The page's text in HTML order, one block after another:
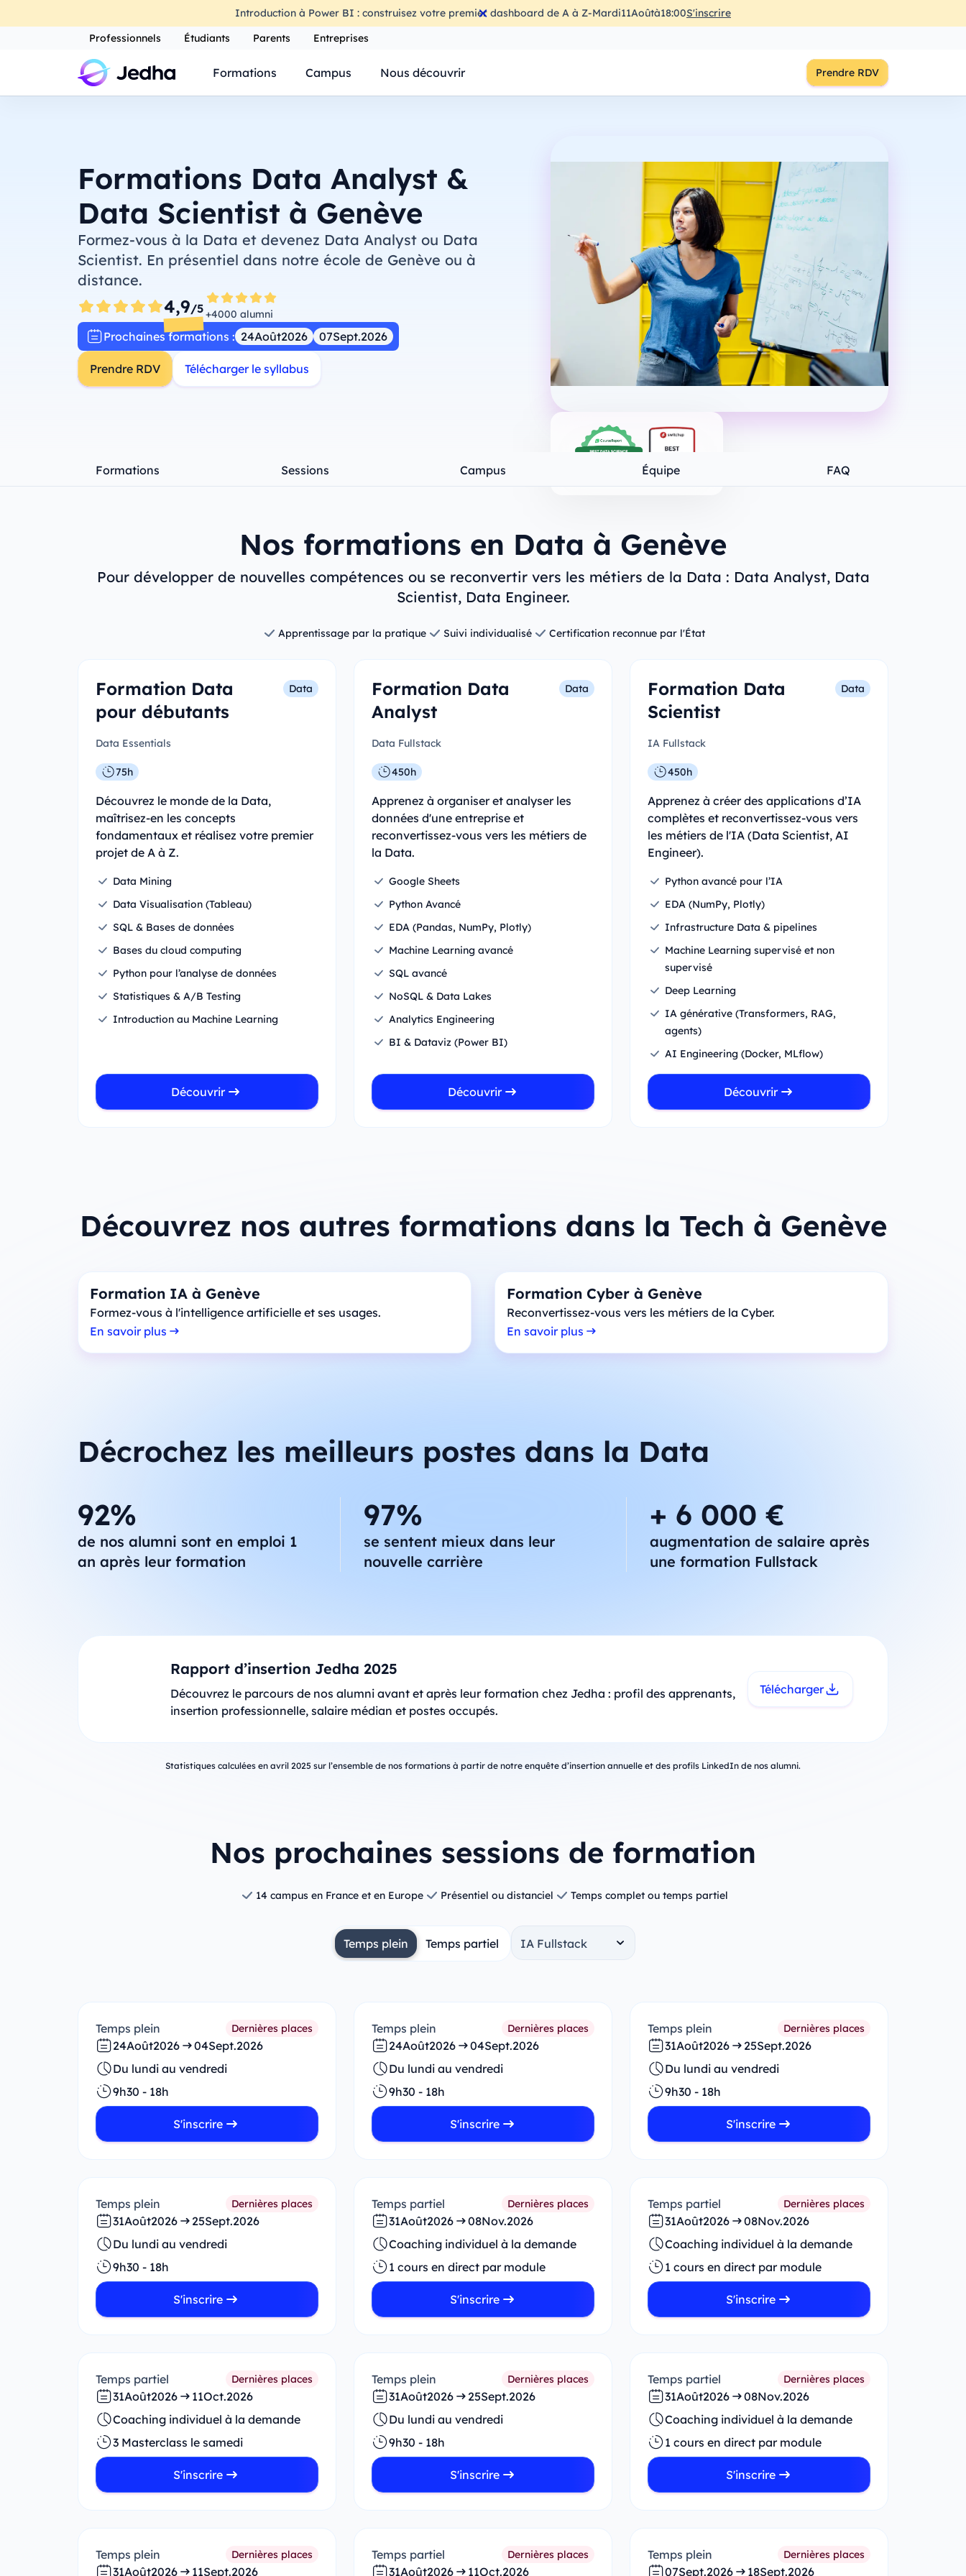
Introduction à Power BI : construisez votre premier dashboard de A à Z-Mardi11Aoûtà18:00S'inscrire
Professionnels
Étudiants Parents Entreprises
Formations Campus Nous découvrir Prendre RDV
Formations Data Analyst &
Data Scientist à Genève
Formez-vous à la Data et devenez Data Analyst ou Data
Scientist. En présentiel dans notre école de Genève ou à
distance.
4,9/5+4000 alumni
Prochaines formations : 24Août2026 07Sept.2026
Prendre RDV Télécharger le syllabus
Formations Sessions Campus Équipe FAQ
Nos formations en Data à Genève
Pour développer de nouvelles compétences ou se reconvertir vers les métiers de la Data : Data Analyst, Data
Scientist, Data Engineer.
Apprentissage par la pratique Suivi individualisé Certification reconnue par l'État
Formation Data
pour débutants
Data
Data Essentials
75h
Découvrez le monde de la Data,
maîtrisez-en les concepts
fondamentaux et réalisez votre premier
projet de A à Z.
Data Mining
Data Visualisation (Tableau)
SQL & Bases de données
Bases du cloud computing
Python pour l’analyse de données
Statistiques & A/B Testing
Introduction au Machine Learning
Découvrir
Formation Data
Analyst
Data
Data Fullstack
450h
Apprenez à organiser et analyser les
données d'une entreprise et
reconvertissez-vous vers les métiers de
la Data.
Google Sheets
Python Avancé
EDA (Pandas, NumPy, Plotly)
Machine Learning avancé
SQL avancé
NoSQL & Data Lakes
Analytics Engineering
BI & Dataviz (Power BI)
Découvrir
Formation Data
Scientist
Data
IA Fullstack
450h
Apprenez à créer des applications d’IA
complètes et reconvertissez-vous vers
les métiers de l'IA (Data Scientist, AI
Engineer).
Python avancé pour l’IA
EDA (NumPy, Plotly)
Infrastructure Data & pipelines
Machine Learning supervisé et non
supervisé
Deep Learning
IA générative (Transformers, RAG,
agents)
AI Engineering (Docker, MLflow)
Découvrir
Découvrez nos autres formations dans la Tech à Genève
Formation IA à Genève
Formez-vous à l'intelligence artificielle et ses usages.
En savoir plus
Formation Cyber à Genève
Reconvertissez-vous vers les métiers de la Cyber.
En savoir plus
Décrochez les meilleurs postes dans la Data
92%
de nos alumni sont en emploi 1
an après leur formation
97%
se sentent mieux dans leur
nouvelle carrière
+ 6 000 €
augmentation de salaire après
une formation Fullstack
Rapport d’insertion Jedha 2025
Découvrez le parcours de nos alumni avant et après leur formation chez Jedha : profil des apprenants,
insertion professionnelle, salaire médian et postes occupés.
Télécharger
Statistiques calculées en avril 2025 sur l’ensemble de nos formations à partir de notre enquête d’insertion annuelle et des profils LinkedIn de nos alumni.
Nos prochaines sessions de formation
14 campus en France et en Europe Présentiel ou distanciel Temps complet ou temps partiel
Temps plein Temps partiel
Temps plein Dernières places
24Août2026 04Sept.2026
Du lundi au vendredi
9h30 - 18h
S'inscrire
Temps plein Dernières places
24Août2026 04Sept.2026
Du lundi au vendredi
9h30 - 18h
S'inscrire
Temps plein Dernières places
31Août2026 25Sept.2026
Du lundi au vendredi
9h30 - 18h
S'inscrire
Temps plein Dernières places
31Août2026 25Sept.2026
Du lundi au vendredi
9h30 - 18h
S'inscrire
Temps partiel Dernières places
31Août2026 08Nov.2026
Coaching individuel à la demande
1 cours en direct par module
S'inscrire
Temps partiel Dernières places
31Août2026 08Nov.2026
Coaching individuel à la demande
1 cours en direct par module
S'inscrire
Temps partiel Dernières places
31Août2026 11Oct.2026
Coaching individuel à la demande
3 Masterclass le samedi
S'inscrire
Temps plein Dernières places
31Août2026 25Sept.2026
Du lundi au vendredi
9h30 - 18h
S'inscrire
Temps partiel Dernières places
31Août2026 08Nov.2026
Coaching individuel à la demande
1 cours en direct par module
S'inscrire
Temps plein Dernières places
31Août2026 11Sept.2026
Temps partiel Dernières places
31Août2026 11Oct.2026
Temps plein Dernières places
07Sept.2026 18Sept.2026